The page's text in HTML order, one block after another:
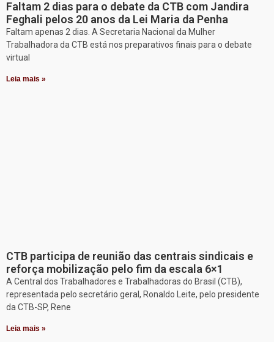
Faltam 2 dias para o debate da CTB com Jandira
Feghali pelos 20 anos da Lei Maria da Penha
Faltam apenas 2 dias. A Secretaria Nacional da Mulher
Trabalhadora da CTB está nos preparativos finais para o debate
virtual
Leia mais »
CTB participa de reunião das centrais sindicais e
reforça mobilização pelo fim da escala 6×1
A Central dos Trabalhadores e Trabalhadoras do Brasil (CTB),
representada pelo secretário geral, Ronaldo Leite, pelo presidente
da CTB-SP, Rene
Leia mais »